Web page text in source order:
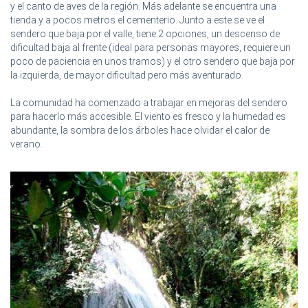
y el canto de aves de la región. Más adelante se encuentra una
tienda y a pocos metros el cementerio. Junto a este se ve el
sendero que baja por el valle, tiene 2 opciones, un descenso de
dificultad baja al frente (ideal para personas mayores, requiere un
poco de paciencia en unos tramos) y el otro sendero que baja por
la izquierda, de mayor dificultad pero más aventurado.
La comunidad ha comenzado a trabajar en mejoras del sendero
para hacerlo más accesible. El viento es fresco y la humedad es
abundante, la sombra de los árboles hace olvidar el calor de
verano.